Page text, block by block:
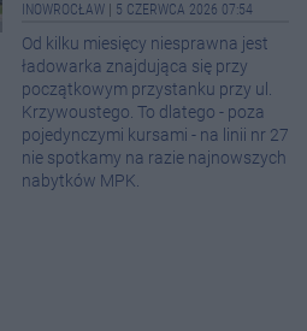
INOWROCŁAW 5 CZERWCA 2026 07:54
Od kilku miesięcy niesprawna jest
ładowarka znajdująca się przy
początkowym przystanku przy ul.
Krzywoustego. To dlatego - poza
pojedynczymi kursami - na linii nr 27
nie spotkamy na razie najnowszych
nabytków MPK.